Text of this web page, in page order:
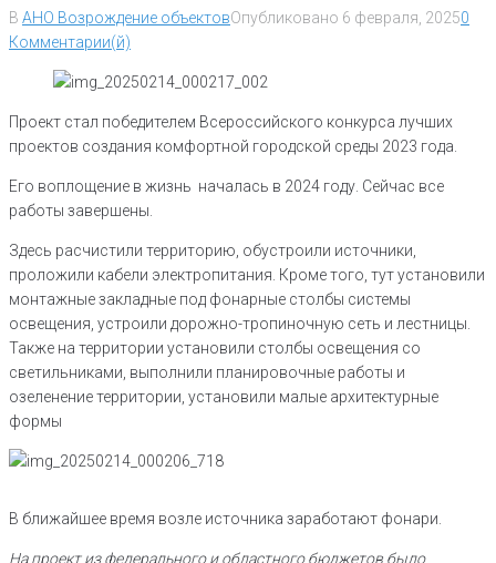
В АНО Возрождение объектовОпубликовано 6 февраля, 20250
Комментарии(й)
Проект стал победителем Всероссийского конкурса лучших
проектов создания комфортной городской среды 2023 года.
Его воплощение в жизнь началась в 2024 году. Сейчас все
работы завершены.
Здесь расчистили территорию, обустроили источники,
проложили кабели электропитания. Кроме того, тут установили
монтажные закладные под фонарные столбы системы
освещения, устроили дорожно-тропиночную сеть и лестницы.
Также на территории установили столбы освещения со
светильниками, выполнили планировочные работы и
озеленение территории, установили малые архитектурные
формы
В ближайшее время возле источника заработают фонари.
На проект из федерального и областного бюджетов было